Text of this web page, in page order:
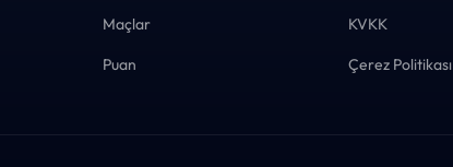
Maçlar
Puan
KVKK
Çerez Politikası